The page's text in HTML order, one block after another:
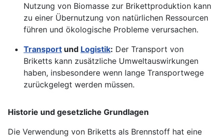
Nutzung von Biomasse zur Brikettproduktion kann
zu einer Übernutzung von natürlichen Ressourcen
führen und ökologische Probleme verursachen.
Transport und Logistik: Der Transport von
Briketts kann zusätzliche Umweltauswirkungen
haben, insbesondere wenn lange Transportwege
zurückgelegt werden müssen.
Historie und gesetzliche Grundlagen
Die Verwendung von Briketts als Brennstoff hat eine